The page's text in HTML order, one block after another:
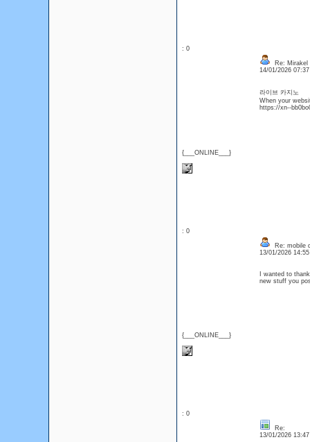
: 0
{___ONLINE___}
Re: Mirakel
14/01/2026
라이브 카지노
When your
https://xn--
: 0
{___ONLINE___}
Re: mobile
13/01/2026
I wanted to
new stuff you
: 0
Re:
13/01/2026